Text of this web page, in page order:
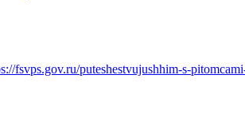
fsvps.gov.ru/puteshestvujushhim-s-